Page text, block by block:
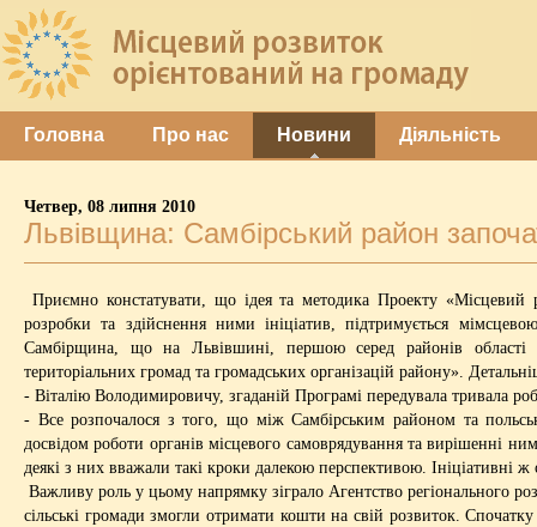
Головна Про нас Новини Діяльність
Четвер, 08 липня 2010
Львівщина: Самбірський район
Приємно констатувати, що ідея та методика Проекту
розробки та здійснення ними ініціатив, підтримується
Самбірщина, що на Львівшині, першою серед районів області
територіальних громад та громадських організацій району».
- Віталію Володимировичу, згаданій Програмі передувала тривала
- Все розпочалося з того, що між Самбірським районом та
досвідом роботи органів місцевого самоврядування та вирішенні
деякі з них вважали такі кроки далекою перспективою. Ініціативні
Важливу роль у цьому напрямку зіграло Агентство регіонального
сільські громади змогли отримати кошти на свій розвиток.